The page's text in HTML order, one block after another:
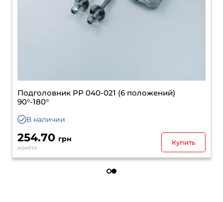
Механизм спинки Н=220 ММ
380.00грн
шт
Уточнить